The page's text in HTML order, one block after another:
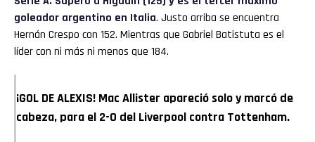
goleador argentino en Italia. Justo arriba se encuentra
Hernán Crespo con 152. Mientras que Gabriel Batistuta es el
líder con ni más ni menos que 184.
¡GOL DE ALEXIS! Mac Allister apareció solo y marcó de
cabeza, para el 2-0 del Liverpool contra Tottenham.